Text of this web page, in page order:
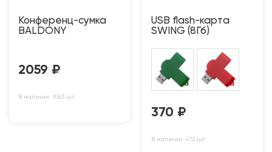
Конференц-сумка
BALDONY
2059 ₽
В наличии: 1063 шт
USB flash-карта
SWING (8Гб)
370 ₽
В наличии: 472 шт